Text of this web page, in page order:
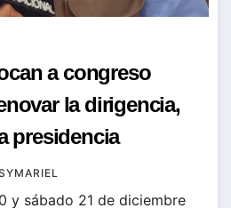
a congreso
la dirigencia,
presidencia
y sábado 21 de diciembre